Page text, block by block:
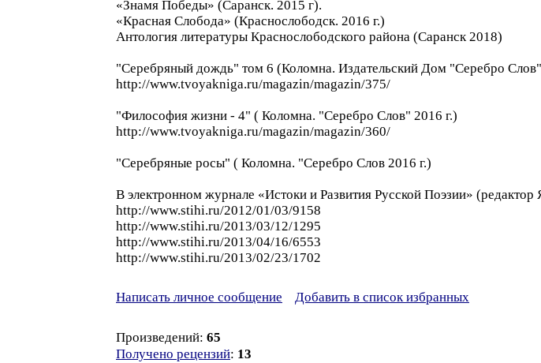
«Знамя Победы» (Саранск. 2015 г).
«Красная Слобода» (Краснослободск. 2016 г.)
Антология литературы Краснослободского района (Саранск 2018)
"Серебряный дождь" том 6 (Коломна. Издательский Дом "Серебро Слов"
http://www.tvoyakniga.ru/magazin/magazin/375/
"Философия жизни - 4" ( Коломна. "Серебро Слов" 2016 г.)
http://www.tvoyakniga.ru/magazin/magazin/360/
"Серебряные росы" ( Коломна. "Серебро Слов 2016 г.)
В электронном журнале «Истоки и Развития Русской Поэзии»
http://www.stihi.ru/2012/01/03/9158
http://www.stihi.ru/2013/03/12/1295
http://www.stihi.ru/2013/04/16/6553
http://www.stihi.ru/2013/02/23/1702
Написать личное сообщение Добавить в список избранных
Произведений: 65
Получено рецензий: 13